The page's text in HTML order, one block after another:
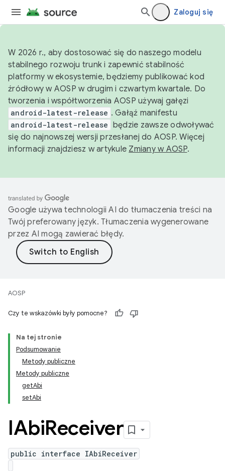
Zaloguj się
W 2026 r., aby dostosować się do naszego modelu
stabilnego rozwoju trunk i zapewnić stabilność
platformy w ekosystemie, będziemy publikować kod
źródłowy w AOSP w drugim i czwartym kwartale. Do
tworzenia i współtworzenia AOSP używaj gałęzi
android-latest-release . Gałąź manifestu
android-latest-release będzie zawsze odwoływać
się do najnowszej wersji przesłanej do AOSP. Więcej
informacji znajdziesz w artykule Zmiany w AOSP.
Google używa technologii AI do tłumaczenia treści na
Twój preferowany język. Tłumaczenia wygenerowane
przez AI mogą zawierać błędy.
AOSP
Czy te wskazówki były pomocne?
Na tej stronie
Podsumowanie
Metody publiczne
Metody publiczne
getAbi
setAbi
IAbiReceiver
public interface IAbiReceiver